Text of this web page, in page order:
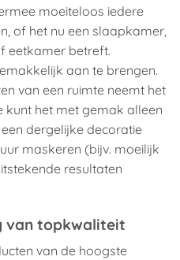
moeiteloos iedere
of het nu een slaapkamer,
eetkamer betreft.
aan te brengen.
van een ruimte neemt het
kunt het met gemak alleen
dergelijke decoratie
maskeren (bijv. moeilijk
resultaten
van topkwaliteit
van de hoogste